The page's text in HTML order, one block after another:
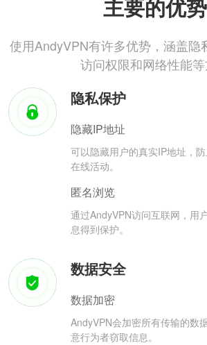
主要的优势
使用AndyVPN有许多优势，涵盖隐
访问权限和网络性能
隐私保护
隐藏IP地址
可以隐藏用户的真实IP地址，
在线活动。
匿名浏览
通过AndyVPN访问互联网，用
息得到保护。
数据安全
数据加密
AndyVPN会加密所有传输的数
意行为者窃取信息。